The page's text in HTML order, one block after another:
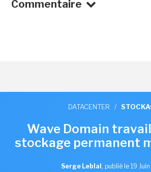
Commentaire
DATACENTER /
Wave Domain
stockage permanent
Serge Leblal , publié le 19